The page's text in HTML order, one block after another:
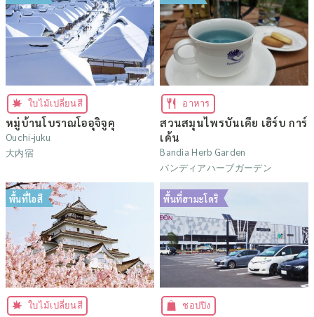
ใบไม้เปลี่ยนสี
หมู่บ้านโบราณโออุจิจูคุ
Ouchi-juku
大内宿
อาหาร
สวนสมุนไพรบันเดีย เฮิร์บ การ์
เด้น
Bandia Herb Garden
バンディアハーブガーデン
พื้นที่ไอสึ
ใบไม้เปลี่ยนสี
พื้นที่ฮามะโดริ
ชอปปิง